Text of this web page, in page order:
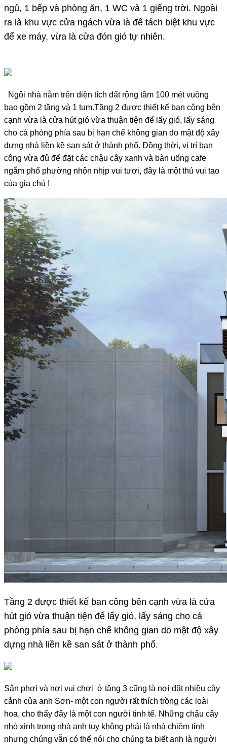
ngủ, 1 bếp và phòng ăn, 1 WC và 1 giếng trời. Ngoài
ra là khu vực cửa ngách vừa là để tách biệt khu vực
để xe máy, vừa là cửa đón gió tự nhiên.
Ngôi nhà nằm trên diện tích đất rộng tầm 100 mét vuông
bao gồm 2 tầng và 1 tum.Tầng 2 được thiết kế ban công bên
cạnh vừa là cửa hút gió vừa thuận tiện để lấy gió, lấy sáng
cho cả phòng phía sau bị hạn chế không gian do mật độ xây
dựng nhà liền kề san sát ở thành phố. Đồng thời, vị trí ban
công vừa đủ để đặt các chậu cây xanh và bàn uống cafe
ngắm phố phường nhộn nhịp vui tươi, đây là một thú vui tao
của gia chủ !
Tầng 2 được thiết kế ban công bên cạnh vừa là cửa
hút gió vừa thuận tiện để lấy gió, lấy sáng cho cả
phòng phía sau bị hạn chế không gian do mật độ xây
dựng nhà liền kề san sát ở thành phố.
Sân phơi và nơi vui chơi ở tầng 3 cũng là nơi đặt nhiều cây
cảnh của anh Sơn- một con người rất thích trồng các loài
hoa, cho thấy đây là một con người tinh tế. Những chậu cây
nhỏ xinh trong nhà anh tuy không phải là nhà chiêm tinh
nhưng chúng vẫn có thể nói cho chúng ta biết anh là người